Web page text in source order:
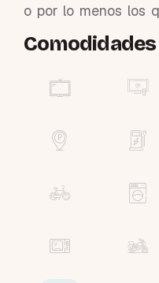
o por lo menos los